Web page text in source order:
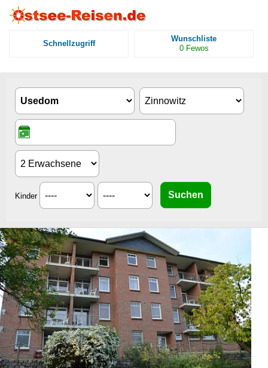
Schnellzugriff
Wunschliste
0 Fewos
Kinder